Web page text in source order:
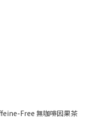
Free 無咖啡因果茶